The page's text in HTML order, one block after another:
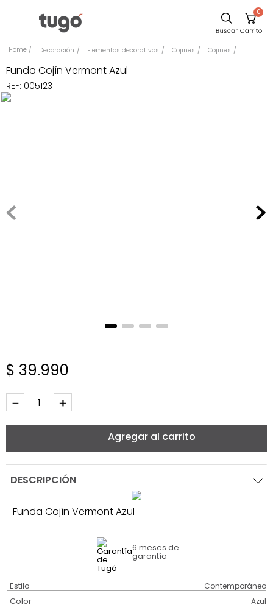
0
Decoración Elementos decorativos Cojines Cojines
Funda Cojín Vermont Azul
REF: 005123
$ 39.990
＋
－
Agregar al carrito
DESCRIPCIÓN
Funda Cojín Vermont Azul
6 meses de
garantía
Estilo Contemporáneo
Color Azul
Escritorio
Sillas